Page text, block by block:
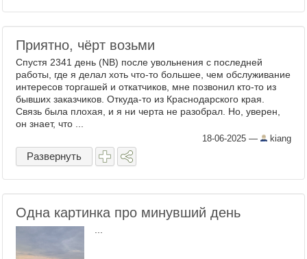
Приятно, чёрт возьми
Спустя 2341 день (NB) после увольнения с последней
работы, где я делал хоть что-то большее, чем обслуживание
интересов торгашей и откатчиков, мне позвонил кто-то из
бывших заказчиков. Откуда-то из Краснодарского края.
Связь была плохая, и я ни черта не разобрал. Но, уверен,
он знает, что ...
18-06-2025 — kiang
Развернуть
Одна картинка про минувший день